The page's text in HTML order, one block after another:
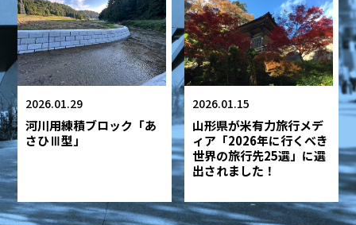
2026.01.29
河川用練積ブロック「あ
さひⅢ型」
2026.01.15
山形県が米有力旅行メデ
ィア「2026年に行くべき
世界の旅行先25選」に選
出されました！